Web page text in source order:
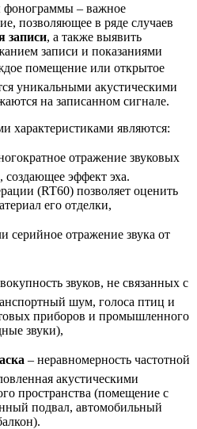
фонограммы – важное
позволяющее в ряде случаев
записи, а также выявить
записи и показаниями
помещение или открытое
уникальными акустическими
на записанном сигнале.
характеристиками являются:
отражение звуковых
создающее эффект эха.
(RT60) позволяет оценить
его отделки,
серийное отражение звука от
звуков, не связанных с
шум, голоса птиц и
приборов и промышленного
звуки),
– неравномерность частотной
акустическими
пространства (помещение с
подвал, автомобильный
.